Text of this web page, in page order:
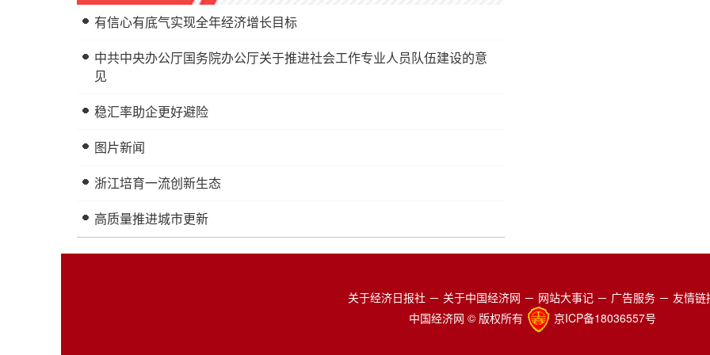
有信心有底气实现全年经济增长目标
中共中央办公厅国务院办公厅关于推进社会工作专业人员队伍建设的意
见
稳汇率助企更好避险
图片新闻
浙江培育一流创新生态
高质量推进城市更新
关于经济日报社 － 关于中国经济网 － 网站大事记 － 广告服务 － 友情链
中国经济网 © 版权所有
京ICP备18036557号